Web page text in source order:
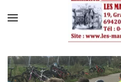
Skip to main content